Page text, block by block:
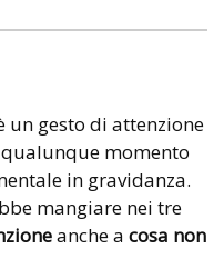
un gesto di attenzione
momento
in gravidanza.
mangiare nei tre
anche a cosa non